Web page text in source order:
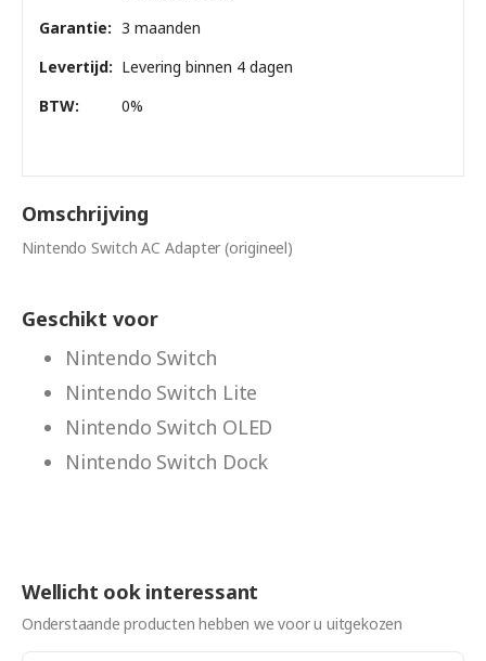
Garantie: 3 maanden
Levertijd: Levering binnen 4 dagen
BTW:
0%
Omschrijving
Nintendo Switch AC Adapter (origineel)
Geschikt voor
Nintendo Switch
Nintendo Switch Lite
Nintendo Switch OLED
Nintendo Switch Dock
Wellicht ook interessant
Onderstaande producten hebben we voor u uitgekozen